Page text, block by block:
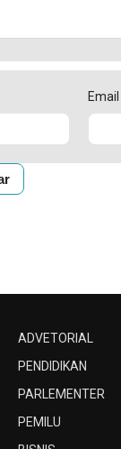
Email
ADVETORIAL
PENDIDIKAN
PARLEMENTER
PEMILU